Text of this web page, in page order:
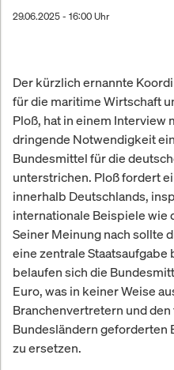
29.06.2025 - 16:00 Uhr
Der kürzlich ernannte
für die maritime Wirtschaft
Ploß, hat in einem Interview
dringende Notwendigkeit
Bundesmittel für die
unterstrichen. Ploß fordert
innerhalb Deutschlands,
internationale Beispiele wie
Seiner Meinung nach sollte
eine zentrale
belaufen sich die
Euro, was in keiner Weise
Branchenvertretern und
Bundesländern geforderten
zu ersetzen.